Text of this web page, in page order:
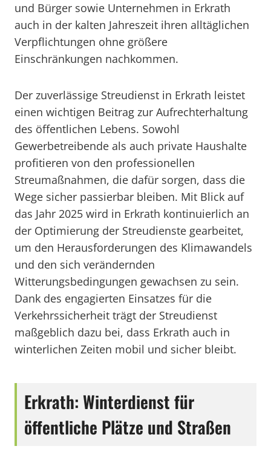
und Bürger sowie Unternehmen in Erkrath
auch in der kalten Jahreszeit ihren alltäglichen
Verpflichtungen ohne größere
Einschränkungen nachkommen.
Der zuverlässige Streudienst in Erkrath leistet
einen wichtigen Beitrag zur Aufrechterhaltung
des öffentlichen Lebens. Sowohl
Gewerbetreibende als auch private Haushalte
profitieren von den professionellen
Streumaßnahmen, die dafür sorgen, dass die
Wege sicher passierbar bleiben. Mit Blick auf
das Jahr 2025 wird in Erkrath kontinuierlich an
der Optimierung der Streudienste gearbeitet,
um den Herausforderungen des Klimawandels
und den sich verändernden
Witterungsbedingungen gewachsen zu sein.
Dank des engagierten Einsatzes für die
Verkehrssicherheit trägt der Streudienst
maßgeblich dazu bei, dass Erkrath auch in
winterlichen Zeiten mobil und sicher bleibt.
Erkrath: Winterdienst für
öffentliche Plätze und Straßen